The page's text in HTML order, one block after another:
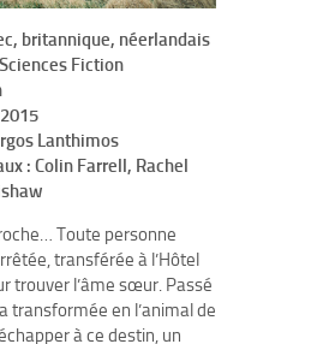
britannique, néerlandais
Fiction
Lanthimos
: Colin Farrell, Rachel
Toute personne
transférée à l’Hôtel
trouver l’âme sœur. Passé
transformée en l’animal de
à ce destin, un